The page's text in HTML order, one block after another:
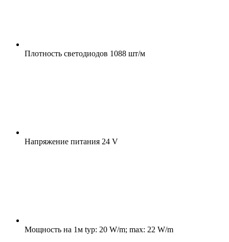
Плотность светодиодов 1088 шт/м
Напряжение питания 24 V
Мощность на 1м typ: 20 W/m; max: 22 W/m